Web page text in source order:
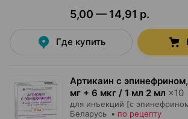
5,00 — 14,91 р.
Где купить
Артикаин с
мг + 6 мкг / 1 мл 2 мл ×10
для инъекций [с
Беларусь • по рецепту